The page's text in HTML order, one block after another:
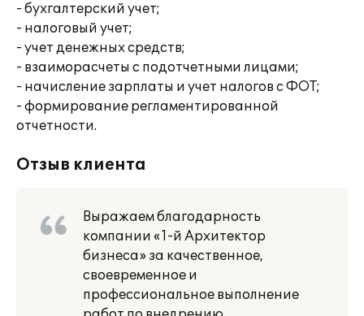
- бухгалтерский учет;
- налоговый учет;
- учет денежных средств;
- взаиморасчеты с подотчетными лицами;
- начисление зарплаты и учет налогов с ФОТ;
- формирование регламентированной
отчетности.
Отзыв клиента
Выражаем благодарность
компании «1-й Архитектор
бизнеса» за качественное,
своевременное и
профессиональное выполнение